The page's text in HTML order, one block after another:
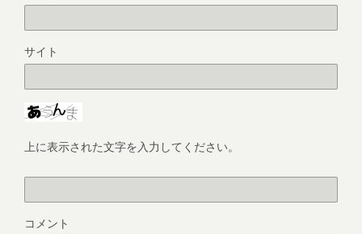
サイト
上に表示された文字を入力してください。
コメント